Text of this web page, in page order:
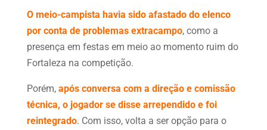
O meio-campista havia sido afastado do elenco
por conta de problemas extracampo, como a
presença em festas em meio ao momento ruim do
Fortaleza na competição.
Porém, após conversa com a direção e comissão
técnica, o jogador se disse arrependido e foi
reintegrado. Com isso, volta a ser opção para o